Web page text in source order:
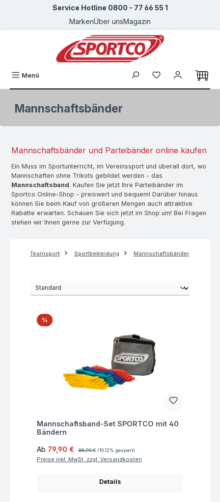
Zum Hauptinhalt springenService Hotline 0800 - 77 66 55 1
MarkenÜber unsMagazin
Menü Du hast 0
Mannschaftsbänder
Mannschaftsbänder und Parteibänder online kaufen
Ein Muss im Sportunterricht, im Vereinssport und überall dort, wo
Mannschaften ohne Trikots gebildet werden - das
Mannschaftsband. Kaufen Sie jetzt Ihre Parteibänder im
Sportco Online-Shop - preiswert und bequem! Darüber hinaus
können Sie beim Kauf von größeren Mengen auch attraktive
Rabatte erwarten. Schauen Sie sich jetzt im Shop um! Bei Fragen
stehen wir Ihnen gerne zur Verfügung.
Teamsport Sportbekleidung Mannschaftsbänder
%Rabatt
Fragen zum Artikel
Mannschaftsband-Set SPORTCO mit 40
Bändern
Verkaufspreis:
Ab 79,90 € 88,90 € (10.12% gespart)
Preise inkl. MwSt. zzgl. Versandkosten
Details